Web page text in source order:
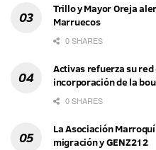
Trillo y Mayor Oreja
Marruecos
0 SHARES
Activas refuerza su
incorporación de la
0 SHARES
La Asociación
migración y GENZ212